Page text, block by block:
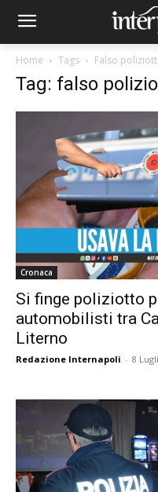
Home Tags Falso
Tag: falso
Cronaca
Si finge poliziotto
automobilisti tra
Literno
Redazione Internapoli - 8